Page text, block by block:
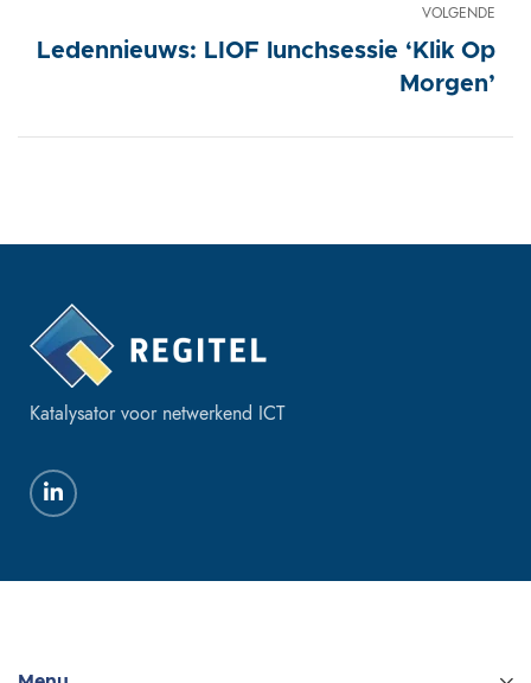
VOLGENDE
Ledennieuws: LIOF lunchsessie ‘Klik Op
Morgen’
Katalysator voor netwerkend ICT